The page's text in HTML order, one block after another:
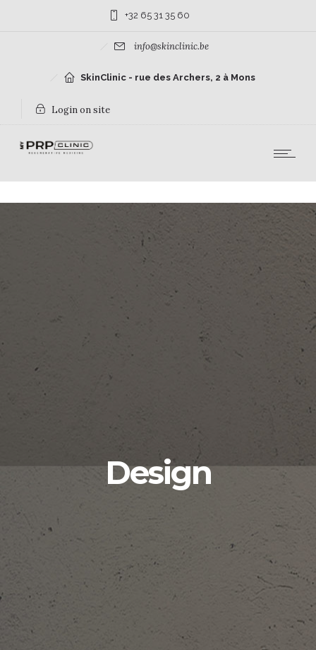
+32 65 31 35 60
info@skinclinic.be
SkinClinic - rue des Archers, 2 à Mons
Login on site
Design